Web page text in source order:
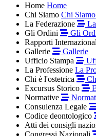
Home Home
Chi Siamo Chi Siamo
La Federazione
Gli Ordini
Gli
Rapporti
Gallerie
Gallerie
Ufficio Stampa
La Professione La
Chi è l'ostetrica
Excursus Storico
Normative
Consulenza Legale
Codice deontologico
Atti dei consigli
Congressi Nazionali